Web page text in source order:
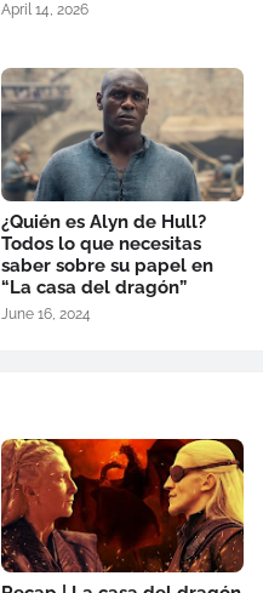
April 14, 2026
¿Quién es Alyn de Hull?
Todos lo que necesitas
saber sobre su papel en
“La casa del dragón”
June 16, 2024